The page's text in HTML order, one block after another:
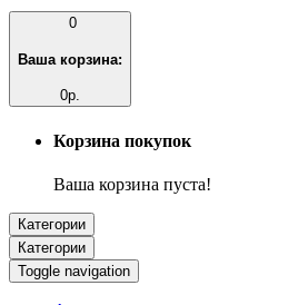
0
Ваша корзина:
0р.
Корзина покупок
Ваша корзина пуста!
Категории
Категории
Toggle navigation